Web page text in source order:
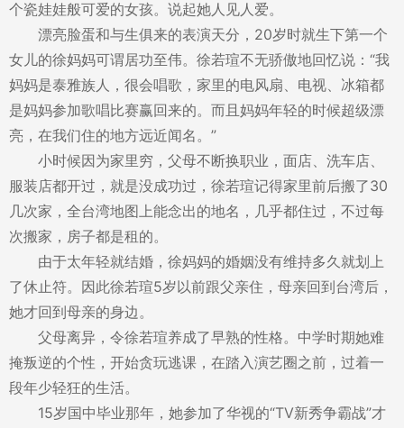
个瓷娃娃般可爱的女孩。说起她人见人爱。
漂亮脸蛋和与生俱来的表演天分，20岁时就生下第一个
女儿的徐妈妈可谓居功至伟。徐若瑄不无骄傲地回忆说：“我
妈妈是泰雅族人，很会唱歌，家里的电风扇、电视、冰箱都
是妈妈参加歌唱比赛赢回来的。而且妈妈年轻的时候超级漂
亮，在我们住的地方远近闻名。”
小时候因为家里穷，父母不断换职业，面店、洗车店、
服装店都开过，就是没成功过，徐若瑄记得家里前后搬了30
几次家，全台湾地图上能念出的地名，几乎都住过，不过每
次搬家，房子都是租的。
由于太年轻就结婚，徐妈妈的婚姻没有维持多久就划上
了休止符。因此徐若瑄5岁以前跟父亲住，母亲回到台湾后，
她才回到母亲的身边。
父母离异，令徐若瑄养成了早熟的性格。中学时期她难
掩叛逆的个性，开始贪玩逃课，在踏入演艺圈之前，过着一
段年少轻狂的生活。
15岁国中毕业那年，她参加了华视的“TV新秀争霸战”才